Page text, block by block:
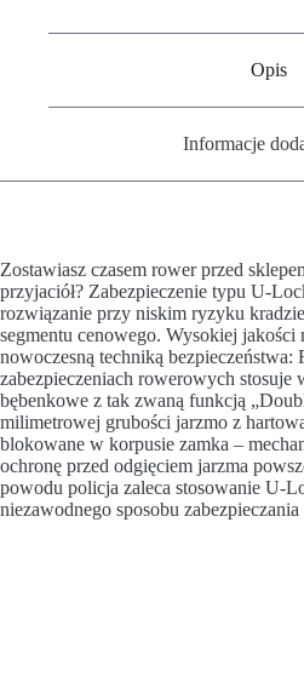
Opis
Informacje
Zostawiasz czasem rower przed
przyjaciół? Zabezpieczenie typu U-
rozwiązanie przy niskim ryzyku
segmentu cenowego. Wysokiej jakości
nowoczesną techniką
zabezpieczeniach rowerowych stosuje
bębenkowe z tak zwaną funkcją
milimetrowej grubości jarzmo z
blokowane w korpusie zamka –
ochronę przed odgięciem jarzma
powodu policja zaleca stosowanie U-
niezawodnego sposobu